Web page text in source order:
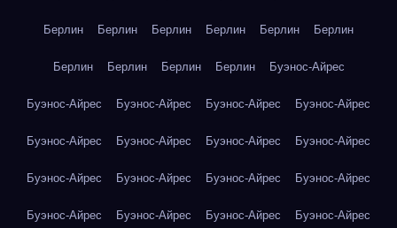
Берлин Берлин Берлин Берлин Берлин Берлин
Берлин Берлин Берлин Берлин Буэнос-Айрес
Буэнос-Айрес Буэнос-Айрес Буэнос-Айрес Буэнос-Айрес
Буэнос-Айрес Буэнос-Айрес Буэнос-Айрес Буэнос-Айрес
Буэнос-Айрес Буэнос-Айрес Буэнос-Айрес Буэнос-Айрес
Буэнос-Айрес Буэнос-Айрес Буэнос-Айрес Буэнос-Айрес